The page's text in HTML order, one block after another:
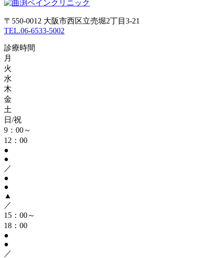
〒550-0012 大阪市西区立売堀2丁目3-21
TEL.06-6533-5002
診療時間
月
火
水
木
金
土
日/祝
9：00～
12：00
●
●
／
●
●
▲
／
15：00～
18：00
●
●
／